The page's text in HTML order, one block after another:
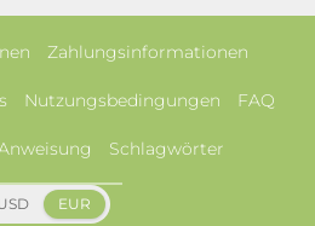
Zahlungsinformationen
Nutzungsbedingungen FAQ
Schlagwörter
EUR